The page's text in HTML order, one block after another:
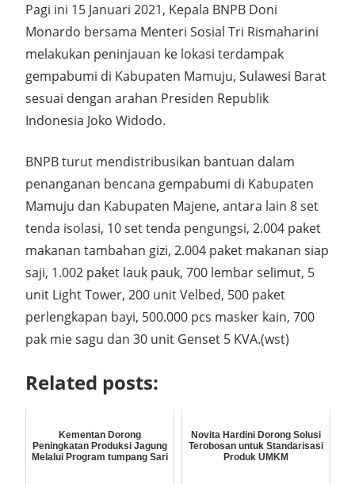
Pagi ini 15 Januari 2021, Kepala BNPB Doni
Monardo bersama Menteri Sosial Tri Rismaharini
melakukan peninjauan ke lokasi terdampak
gempabumi di Kabupaten Mamuju, Sulawesi Barat
sesuai dengan arahan Presiden Republik
Indonesia Joko Widodo.
BNPB turut mendistribusikan bantuan dalam
penanganan bencana gempabumi di Kabupaten
Mamuju dan Kabupaten Majene, antara lain 8 set
tenda isolasi, 10 set tenda pengungsi, 2.004 paket
makanan tambahan gizi, 2.004 paket makanan siap
saji, 1.002 paket lauk pauk, 700 lembar selimut, 5
unit Light Tower, 200 unit Velbed, 500 paket
perlengkapan bayi, 500.000 pcs masker kain, 700
pak mie sagu dan 30 unit Genset 5 KVA.(wst)
Related posts:
Kementan Dorong
Peningkatan Produksi Jagung
Melalui Program tumpang Sari
Novita Hardini Dorong Solusi
Terobosan untuk Standarisasi
Produk UMKM